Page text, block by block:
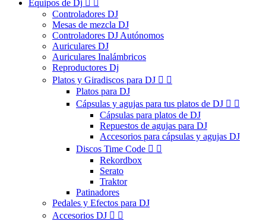
Equipos de Dj  
Controladores DJ
Mesas de mezcla DJ
Controladores DJ Autónomos
Auriculares DJ
Auriculares Inalámbricos
Reproductores Dj
Platos y Giradiscos para DJ  
Platos para DJ
Cápsulas y agujas para tus platos de DJ  
Cápsulas para platos de DJ
Repuestos de agujas para DJ
Accesorios para cápsulas y agujas DJ
Discos Time Code  
Rekordbox
Serato
Traktor
Patinadores
Pedales y Efectos para DJ
Accesorios DJ  